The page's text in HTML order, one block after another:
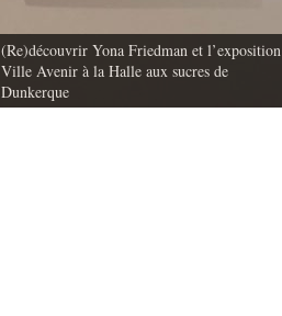
(Re)découvrir Yona Friedman et l’exposition
Ville Avenir à la Halle aux sucres de
Dunkerque